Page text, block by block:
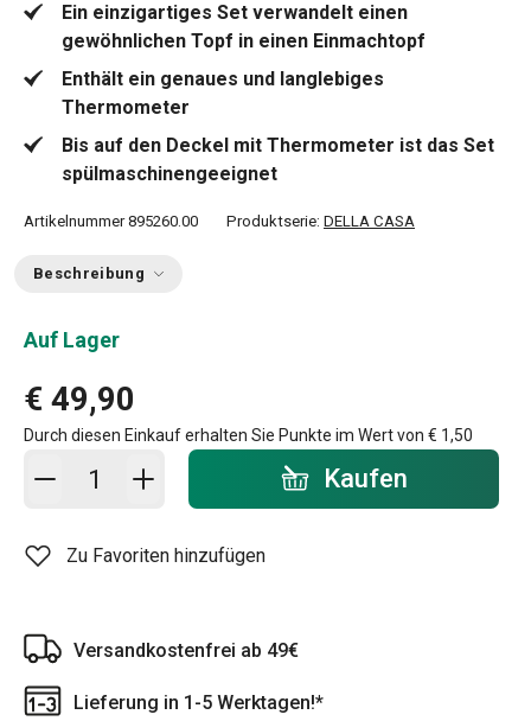
Ein einzigartiges Set verwandelt einen
gewöhnlichen Topf in einen Einmachtopf
Enthält ein genaues und langlebiges
Thermometer
Bis auf den Deckel mit Thermometer ist das Set
spülmaschinengeeignet
Artikelnummer 895260.00 Produktserie: DELLA CASA
Beschreibung
Auf Lager
€ 49,90
Durch diesen Einkauf erhalten Sie Punkte im Wert von € 1,50
In den Warenkorb - Menge Kaufen
Zu Favoriten hinzufügen
Versandkostenfrei ab 49€
Lieferung in 1-5 Werktagen!*